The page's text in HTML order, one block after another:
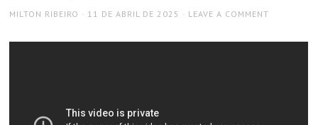
AUTHOR
MILTON RIBEIRO
POSTED
11 DE ABRIL DE 2025 LEAVE A COMMENT